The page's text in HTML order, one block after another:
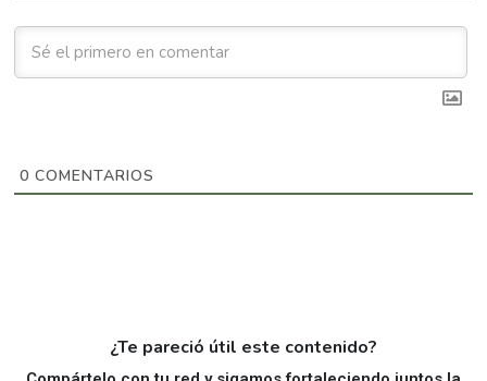
0 COMENTARIOS
¿Te pareció útil este contenido?